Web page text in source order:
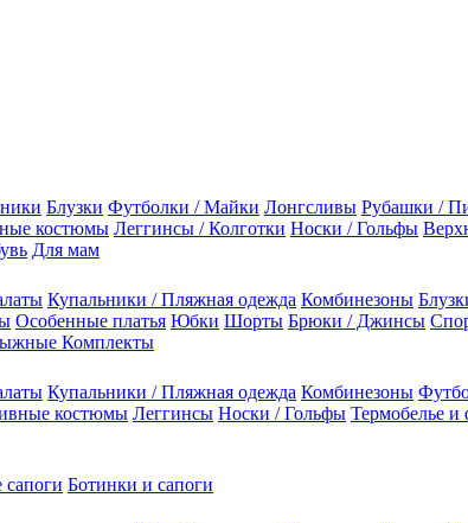
Блузки Футболки / Майки Лонгсливы Рубашки /
костюмы Леггинсы / Колготки Носки / Гольфы
Для мам
Купальники / Пляжная одежда Комбинезоны
Особенные платья Юбки Шорты Брюки / Джинсы
Комплекты
Купальники / Пляжная одежда Комбинезоны
костюмы Леггинсы Носки / Гольфы Термобелье и
сапоги Ботинки и сапоги